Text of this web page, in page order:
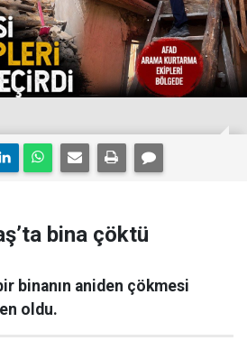
bina çöktü
binanın aniden çökmesi
oldu.